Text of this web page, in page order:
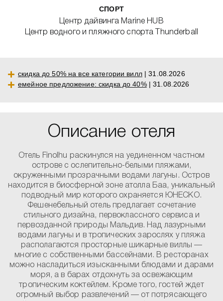
СПОРТ
Центр дайвинга Marine HUB
Центр водного и пляжного спорта Thunderball
скидка до 50% на все категории вилл| 31.08.2026
емейное предложение: скидка до 40%| 31.08.2026
Описание отеля
Отель Finolhu раскинулся на уединенном частном
острове с ослепительно-белыми пляжами,
окруженными прозрачными водами лагуны. Остров
находится в биосферной зоне атолла Баа, уникальный
подводный мир которого охраняется ЮНЕСКО.
Фешенебельный отель предлагает сочетание
стильного дизайна, первоклассного сервиса и
первозданной природы Мальдив. Над лазурными
водами лагуны и в тропических зарослях у пляжа
располагаются просторные шикарные виллы —
многие с собственными бассейнами. В ресторанах
можно насладиться изысканными блюдами и дарами
моря, а в барах отдохнуть за освежающим
тропическим коктейлем. Кроме того, гостей ждет
огромный выбор развлечений — от потрясающего